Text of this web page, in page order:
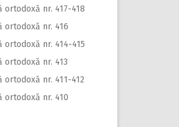
ortodoxă nr. 417-418
ortodoxă nr. 416
ortodoxă nr. 414-415
ortodoxă nr. 413
ortodoxă nr. 411-412
ortodoxă nr. 410